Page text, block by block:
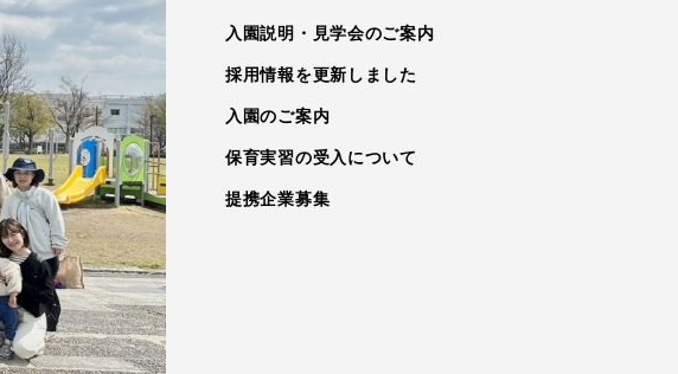
入園説明・見学会のご案内
採用情報を更新しました
入園のご案内
保育実習の受入について
提携企業募集